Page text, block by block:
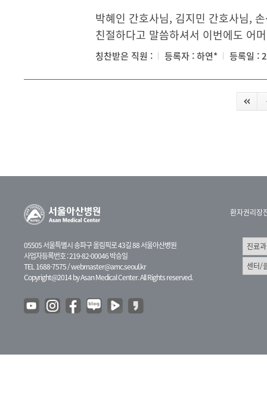
박혜인 간호사님, 김지민 간호사님,
친절하다고 말씀하셔서 이번에도 어
칭찬받은 직원 : 등록자 : 하연* 등록일 :
05505 서울특별시 송파구 올림픽로 43길 88 서울아산병원
사업자등록번호 : 219-82-00046 박승일
TEL 1688-7575 /webmaster@amc.seoul.kr
Copyright@2014 by Asan Medical Center. All Rights reserved.
환자권리장